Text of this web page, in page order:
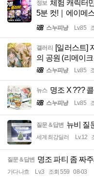
정보 체험 캐릭터
5분 컷!｜에이메
스누피냥 Lv.85
갤러리
[일러스트]
의 공원 (리메이
스누피냥 Lv.85
뉴스 명조 X ???
스누피냥 Lv.85
질문＆답변 뉴비 질
세계최강딜러 Lv.12
질문＆답변 명조 파티 좀 짜
가다나흐 Lv.3 조회 559 08-03